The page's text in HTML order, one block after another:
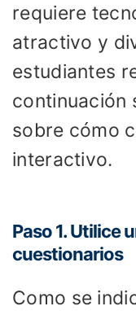
requiere
atractivo y
estudiantes
continuación
sobre cómo
interactivo.
Paso 1. Utilice
cuestionarios
Como se